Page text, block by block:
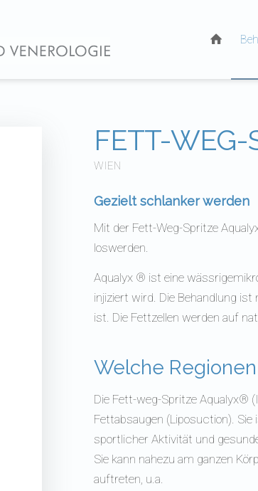
FETT-WEG-
WIEN
Gezielt schlanker werden
Mit der Fett-Weg-Spritze
loswerden.
Aqualyx ® ist eine
injiziert wird. Die Behandlung
ist. Die Fettzellen werden auf
Welche
Die Fett-weg-Spritze Aqualyx®
Fettabsaugen (Liposuction).
sportlicher Aktivität und
Sie kann nahezu am ganzen
auftreten, u.a.